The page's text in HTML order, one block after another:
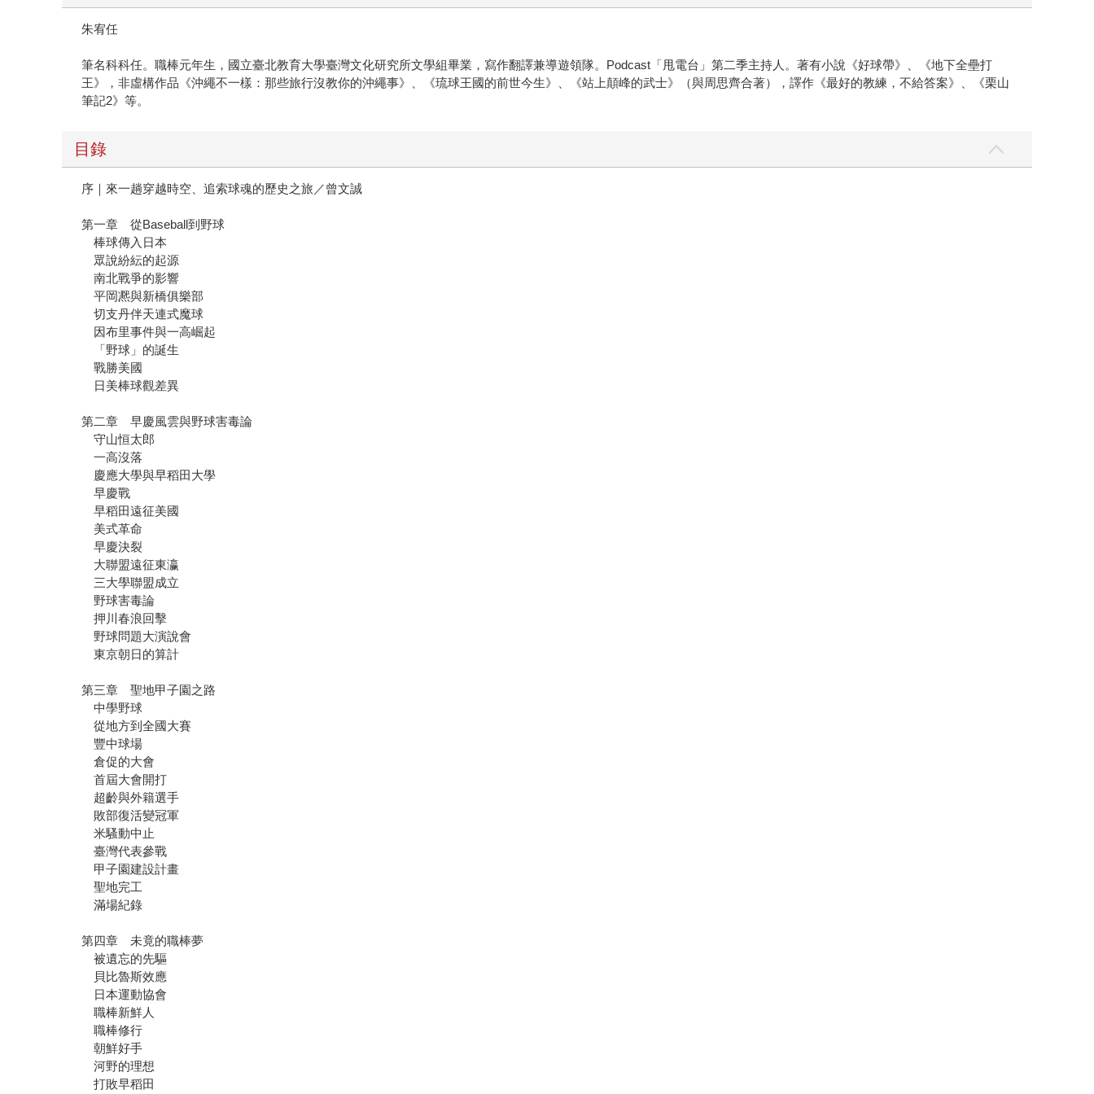
朱宥任
筆名科科任。職棒元年生，國立臺北教育大學臺灣文化研究所文學組畢業，寫作翻譯兼導遊領隊。Podcast「甩電台」第二季主持人。著有小說《好球帶》、《地下全壘打
王》，非虛構作品《沖繩不一樣：那些旅行沒教你的沖繩事》、《琉球王國的前世今生》、《站上顛峰的武士》（與周思齊合著），譯作《最好的教練，不給答案》、《栗山
筆記2》等。
目錄
序｜來一趟穿越時空、追索球魂的歷史之旅／曾文誠
第一章 從Baseball到野球
棒球傳入日本
眾說紛紜的起源
南北戰爭的影響
平岡凞與新橋俱樂部
切支丹伴天連式魔球
因布里事件與一高崛起
「野球」的誕生
戰勝美國
日美棒球觀差異
第二章 早慶風雲與野球害毒論
守山恒太郎
一高沒落
慶應大學與早稻田大學
早慶戰
早稻田遠征美國
美式革命
早慶決裂
大聯盟遠征東瀛
三大學聯盟成立
野球害毒論
押川春浪回擊
野球問題大演說會
東京朝日的算計
第三章 聖地甲子園之路
中學野球
從地方到全國大賽
豐中球場
倉促的大會
首屆大會開打
超齡與外籍選手
敗部復活變冠軍
米騷動中止
臺灣代表參戰
甲子園建設計畫
聖地完工
滿場紀錄
第四章 未竟的職棒夢
被遺忘的先驅
貝比魯斯效應
日本運動協會
職棒新鮮人
職棒修行
朝鮮好手
河野的理想
打敗早稻田